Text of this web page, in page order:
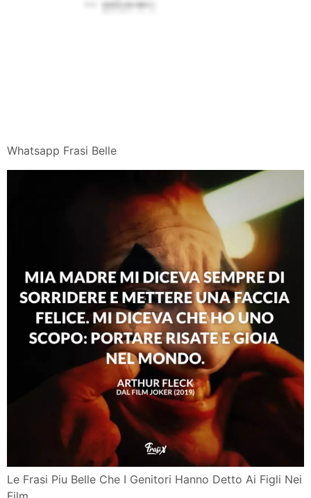
Whatsapp Frasi Belle
Le Frasi Piu Belle Che I Genitori Hanno Detto Ai Figli Nei